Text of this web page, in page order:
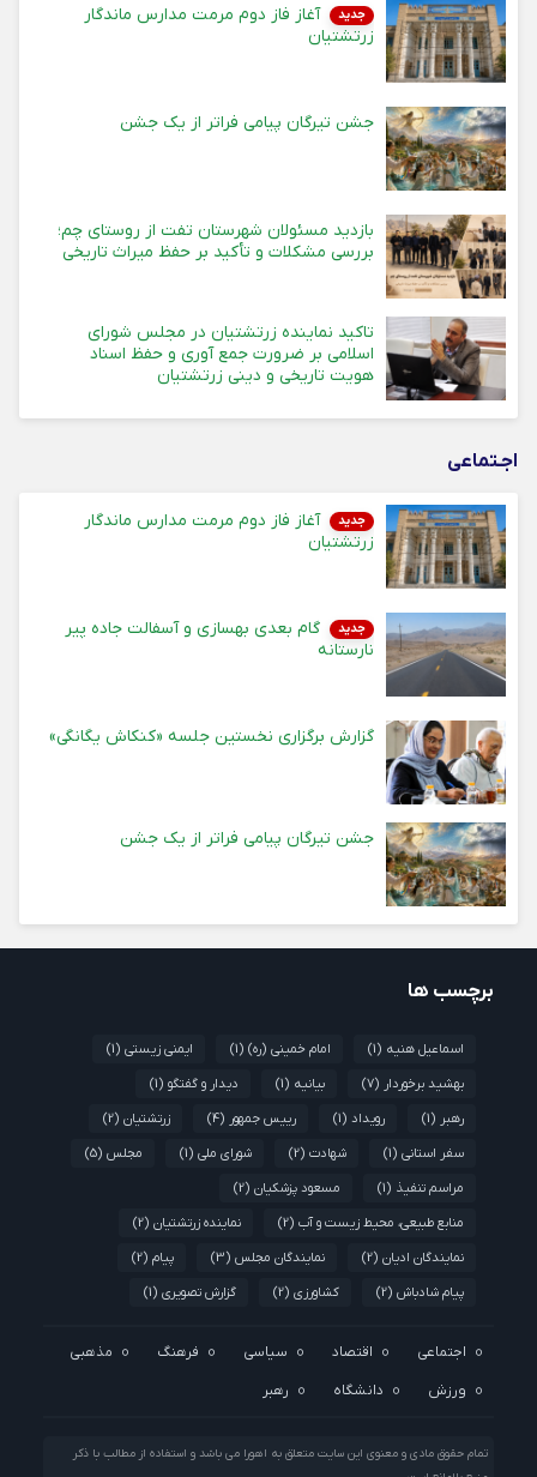
جدید
آغاز فاز دوم مرمت مدارس ماندگار
زرتشتیان
جشن تیرگان پیامی فراتر از یک جشن
بازدید مسئولان شهرستان تفت از روستای چم؛
بررسی مشکلات و تأکید بر حفظ میراث تاریخی
تاکید نماینده زرتشتیان در مجلس شورای
اسلامی بر ضرورت جمع آوری و حفظ اسناد
هویت تاریخی و دینی زرتشتیان
اجـتماعی
جدید
آغاز فاز دوم مرمت مدارس ماندگار
زرتشتیان
جدید
گام بعدی بهسازی و آسفالت جاده پیر
نارستانه
گزارش برگزاری نخستین جلسه «کنکاش یگانگی»
جشن تیرگان پیامی فراتر از یک جشن
برچسب ها
اسماعیل هنیه (1) امام خمینی (ره) (1) ایمنی زیستی (1)
بهشید برخوردار (7) بیانیه (1) دیدار و گفتگو (1)
رهبر (1) رویداد (1) رییس جمهور (4) زرتشتیان (2)
سفر استانی (1) شهادت (2) شورای ملی (1) مجلس (5)
مراسم تنفیذ (1) مسعود پزشکیان (2)
منابع طبیعی، محیط زیست و آب (2) نماینده زرتشتیان (2)
نمایندگان ادیان (2) نمایندگان مجلس (3) پیام (2)
پیام شادباش (2) کشاورزی (2) گزارش تصویری (1)
اجتماعی اقتصاد سیاسی فرهنگ
مذهبی
ورزش
دانشگاه رهبر
تمام حقوق مادی و معنوی این سایت متعلق به اهورا می باشد و استفاده از مطالب با ذکر